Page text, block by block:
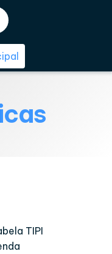
TIPI